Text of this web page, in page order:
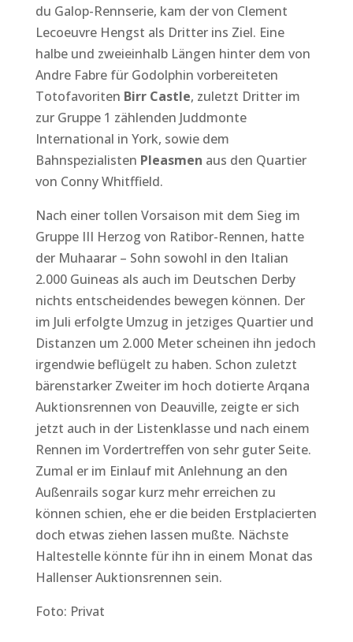
du Galop-Rennserie, kam der von Clement
Lecoeuvre Hengst als Dritter ins Ziel. Eine
halbe und zweieinhalb Längen hinter dem von
Andre Fabre für Godolphin vorbereiteten
Totofavoriten Birr Castle, zuletzt Dritter im
zur Gruppe 1 zählenden Juddmonte
International in York, sowie dem
Bahnspezialisten Pleasmen aus den Quartier
von Conny Whitffield.
Nach einer tollen Vorsaison mit dem Sieg im
Gruppe III Herzog von Ratibor-Rennen, hatte
der Muhaarar – Sohn sowohl in den Italian
2.000 Guineas als auch im Deutschen Derby
nichts entscheidendes bewegen können. Der
im Juli erfolgte Umzug in jetziges Quartier und
Distanzen um 2.000 Meter scheinen ihn jedoch
irgendwie beflügelt zu haben. Schon zuletzt
bärenstarker Zweiter im hoch dotierte Arqana
Auktionsrennen von Deauville, zeigte er sich
jetzt auch in der Listenklasse und nach einem
Rennen im Vordertreffen von sehr guter Seite.
Zumal er im Einlauf mit Anlehnung an den
Außenrails sogar kurz mehr erreichen zu
können schien, ehe er die beiden Erstplacierten
doch etwas ziehen lassen mußte. Nächste
Haltestelle könnte für ihn in einem Monat das
Hallenser Auktionsrennen sein.
Foto: Privat